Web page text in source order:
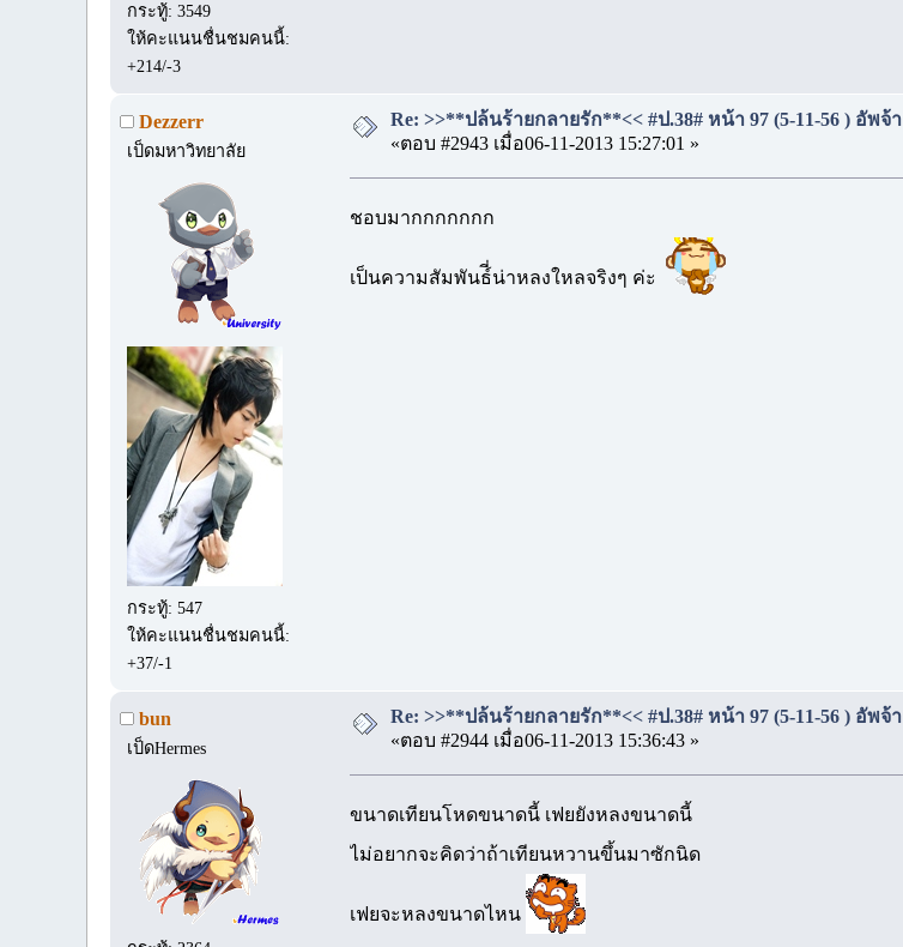
กระทู้: 3549
ให้คะแนนชื่นชมคนนี้:
+214/-3
Dezzerr
เป็ดมหาวิทยาลัย
กระทู้: 547
ให้คะแนนชื่นชมคนนี้:
+37/-1
Re: >>**ปล้นร้ายกลายรัก**<< #ป.38# หน้า 97 (5-11-56 ) อัพจ้า
«ตอบ #2943 เมื่อ06-11-2013 15:27:01 »
ชอบมากกกกกกก
เป็นความสัมพันธ์ี่น่าหลงใหลจริงๆ ค่ะ
bun
เป็ดHermes
Re: >>**ปล้นร้ายกลายรัก**<< #ป.38# หน้า 97 (5-11-56 ) อัพจ้า
«ตอบ #2944 เมื่อ06-11-2013 15:36:43 »
ขนาดเทียนโหดขนาดนี้ เฟยยังหลงขนาดนี้
ไม่อยากจะคิดว่าถ้าเทียนหวานขึ้นมาซักนิด
เฟยจะหลงขนาดไหน